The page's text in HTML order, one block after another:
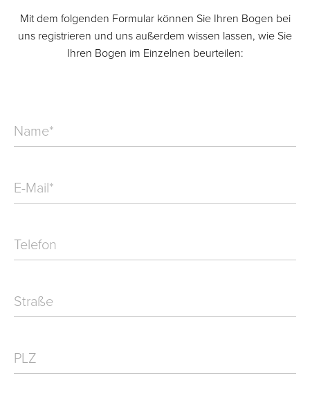
Mit dem folgenden Formular können Sie Ihren Bogen bei
uns registrieren und uns außerdem wissen lassen, wie Sie
Ihren Bogen im Einzelnen beurteilen:
Name*
E-Mail*
Telefon
Straße
PLZ